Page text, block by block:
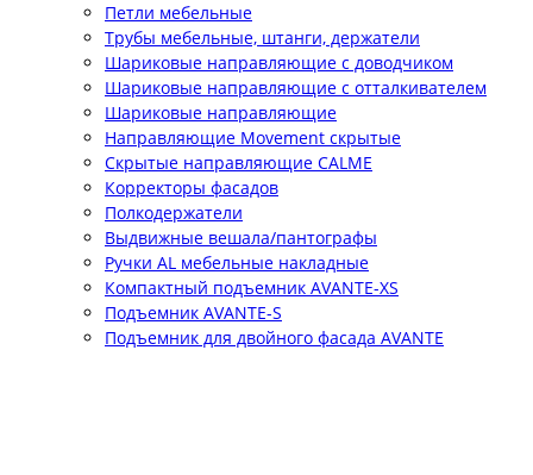
Петли мебельные
Трубы мебельные, штанги, держатели
Шариковые направляющие с доводчиком
Шариковые направляющие с отталкивателем
Шариковые направляющие
Направляющие Movement скрытые
Скрытые направляющие CALME
Корректоры фасадов
Полкодержатели
Выдвижные вешала/пантографы
Ручки AL мебельные накладные
Компактный подъемник АVANTE-XS
Подъемник АVANTE-S
Подъемник для двойного фасада АVANTE